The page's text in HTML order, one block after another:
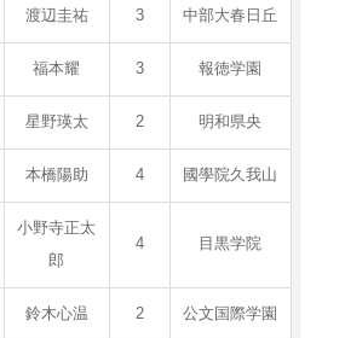
渡辺圭祐 3 中部大春日丘
福本耀 3 報徳学園
星野瑛太 2 明和県央
本橋陽助 4 國學院久我山
小野寺正太
郎
4 目黒学院
鈴木心温 2 公文国際学園